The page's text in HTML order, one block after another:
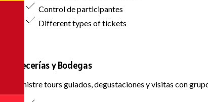
Control de participantes
Different types of tickets
Cervecerías y Bodegas
Administre tours guiados, degustaciones y visitas con